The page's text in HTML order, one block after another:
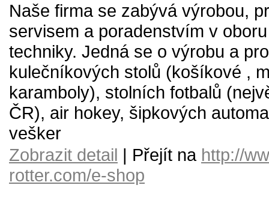
Naše firma se zabývá výrobou,
servisem a poradenstvím v
techniky. Jedná se o výrobu a
kulečníkových stolů (košíkové ,
karamboly), stolních fotbalů
ČR), air hokey, šipkových
vešker
Zobrazit detail | Přejít na http://
rotter.com/e-shop